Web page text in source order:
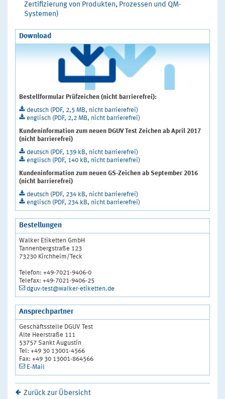
Zertifizierung von Produkten, Prozessen und QM-
Systemen)
Download
Bestellformular Prüfzeichen (nicht barrierefrei):
deutsch (PDF, 2,5 MB, nicht barrierefrei)
englisch (PDF, 2,2 MB, nicht barrierefrei)
Kundeninformation zum neuen DGUV Test Zeichen ab April 2017
(nicht barrierefrei)
deutsch (PDF, 139 kB, nicht barrierefrei)
englisch (PDF, 140 kB, nicht barrierefrei)
Kundeninformation zum neuen GS-Zeichen ab September 2016
(nicht barrierefrei)
deutsch (PDF, 234 kB, nicht barrierefrei)
englisch (PDF, 234 kB, nicht barrierefrei)
Bestellungen
Walker Etiketten GmbH
Tannenbergstraße 123
73230 Kirchheim/Teck
Telefon: +49-7021-9406-0
Telefax: +49-7021-9406-25
dguv-test@walker-etiketten.de
Ansprechpartner
Geschäftsstelle DGUV Test
Alte Heerstraße 111
53757 Sankt Augustin
Tel: +49 30 13001-4566
Fax: +49 30 13001-864566
E-Mail
Zurück zur Übersicht